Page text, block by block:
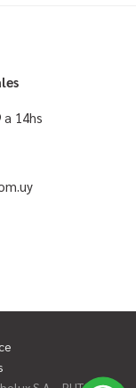
a 14hs